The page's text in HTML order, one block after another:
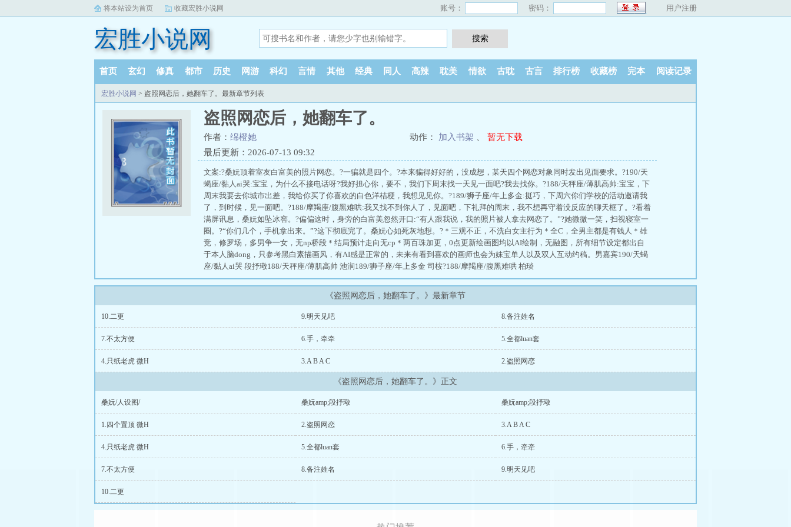
将本站设为首页 收藏宏胜小说网 账号： 密码： 用户注册
宏胜小说网
首页 玄幻 修真 都市 历史 网游 科幻 言情 其他 经典 同人 高辣 耽美 情欲 古耽 古言 排行榜 收藏榜 完本 阅读记录
宏胜小说网 > 盗照网恋后，她翻车了。最新章节列表
盗照网恋后，她翻车了。
作者： 绵橙她 动作： 加入书架
暂无下载
最后更新：2026-07-13 09:32
文案:?桑妧顶着室友白富美的照片网恋。?一骗就是四个。?本来骗得好好的，没成想，某天四个网恋对象同时发出见面要求。?190/天
蝎座/黏人ai哭:宝宝，为什么不接电话呀?我好担心你，要不，我们下周末找一天见一面吧?我去找你。?188/天秤座/薄肌高帅:宝宝，下
周末我要去你城市出差，我给你买了你喜欢的白色洋桔梗，我想见见你。?189/狮子座/年上多金:挺巧，下周六你们学校的活动邀请我
了，到时候，见一面吧。?188/摩羯座/腹黑难哄:我又找不到你人了，见面吧，下礼拜的周末，我不想再守着没反应的聊天框了。?看着
满屏讯息，桑妧如坠冰窖。?偏偏这时，身旁的白富美忽然开口:“有人跟我说，我的照片被人拿去网恋了。”?她微微一笑，扫视寝室一
圈。?“你们几个，手机拿出来。”?这下彻底完了。桑妧心如死灰地想。?＊三观不正，不洗白女主行为＊全C，全男主都是有钱人＊雄
竞，修罗场，多男争一女，无np桥段＊结局预计走向无cp＊两百珠加更，0点更新绘画图均以AI绘制，无融图，所有细节设定都出自
于本人脑dong，只参考黑白素描画风，有AI感是正常的，未来有看到喜欢的画师也会为妹宝单人以及双人互动约稿。男嘉宾190/天蝎
座/黏人ai哭 段抒璥188/天秤座/薄肌高帅 池涧189/狮子座/年上多金 司桉?188/摩羯座/腹黑难哄 柏琰
《盗照网恋后，她翻车了。》最新章节
10.二更 9.明天见吧 8.备注姓名
7.不太方便 6.手，牵牵 5.全都luan套
4.只纸老虎 微H 3.A B A C 2.盗照网恋
《盗照网恋后，她翻车了。》正文
桑妧/人设图/ 桑妧amp;段抒璥 桑妧amp;段抒璥
1.四个置顶 微H 2.盗照网恋 3.A B A C
4.只纸老虎 微H 5.全都luan套 6.手，牵牵
7.不太方便 8.备注姓名 9.明天见吧
10.二更